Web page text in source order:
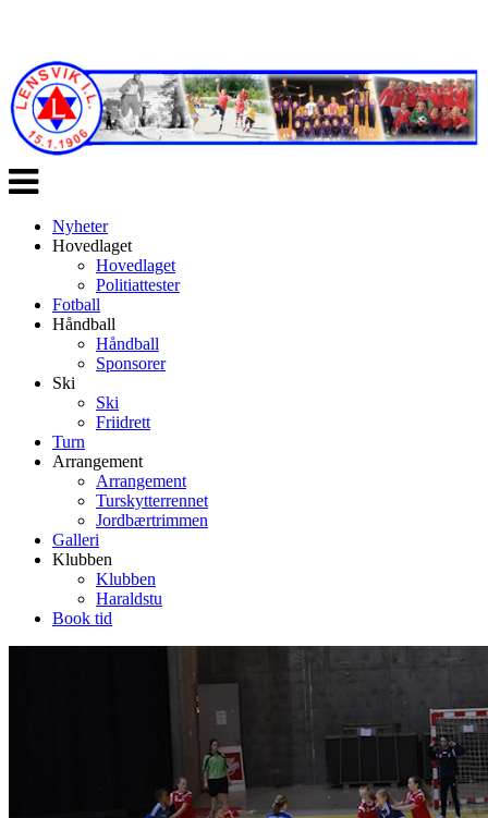
Veksle
navigasjon
Nyheter
Hovedlaget
Hovedlaget
Politiattester
Fotball
Håndball
Håndball
Sponsorer
Ski
Ski
Friidrett
Turn
Arrangement
Arrangement
Turskytterrennet
Jordbærtrimmen
Galleri
Klubben
Klubben
Haraldstu
Book tid